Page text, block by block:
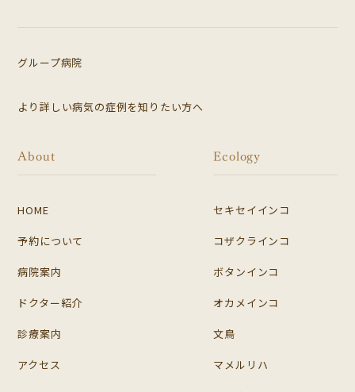
グループ病院
より詳しい病気の症例を知りたい方へ
About
HOME
予約について
病院案内
ドクター紹介
診療案内
アクセス
Ecology
セキセイインコ
コザクラインコ
ボタンインコ
オカメインコ
文鳥
マメルリハ